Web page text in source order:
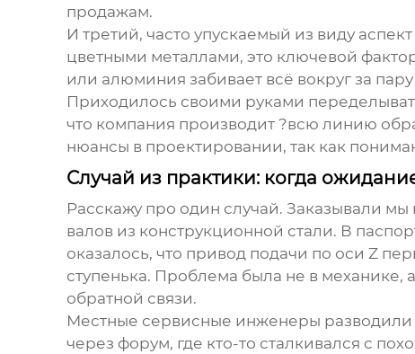
продажам.
И третий, часто упускаемый из виду
цветными металлами, это ключевой
или алюминия забивает всё вокруг за
Приходилось своими руками
что компания производит ?всю линию
нюансы в проектировании, так как
Случай из практики: когда
Расскажу про один случай. Заказывали мы
валов из конструкционной стали. В
оказалось, что привод подачи по оси Z
ступенька. Проблема была не в механике,
обратной связи.
Местные сервисные инженеры разводили
через форум, где кто-то сталкивался с